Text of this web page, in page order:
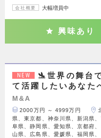
会社概要 大幅増員中
興味あり
NEW
🛬世界の舞台
て活躍したいあなた
M&A
2000万円 ～ 4999万円
県、東京都、神奈川県、新潟県
阜県、静岡県、愛知県、京都府
山県、広島県、愛媛県、福岡県